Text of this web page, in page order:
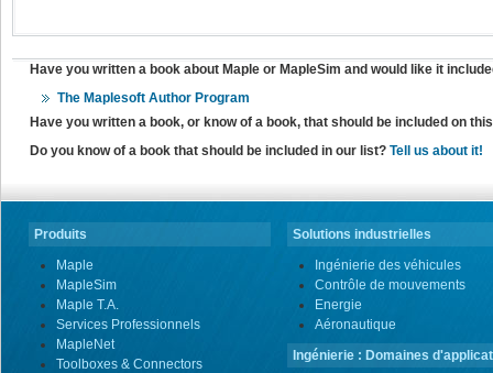
Have you written a book about Maple or MapleSim and would like it
The Maplesoft Author Program
Have you written a book, or know of a book, that should be included on
Do you know of a book that should be included in our list? Tell us about it!
Produits
Maple
MapleSim
Maple T.A.
Services Professionnels
MapleNet
Toolboxes & Connectors
Solutions industrielles
Ingénierie des véhicules
Contrôle de mouvements
Energie
Aéronautique
Ingénierie : Domaines